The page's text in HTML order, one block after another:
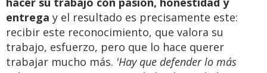
entrega y el resultado es precisamente este:
recibir este reconocimiento, que valora su
trabajo, esfuerzo, pero que lo hace querer
trabajar mucho más. 'Hay que defender lo más